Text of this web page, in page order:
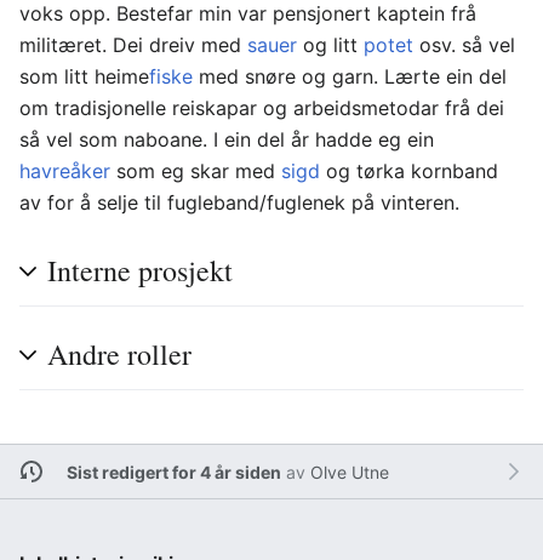
voks opp. Bestefar min var pensjonert kaptein frå
militæret. Dei dreiv med sauer og litt potet osv. så vel
som litt heimefiske med snøre og garn. Lærte ein del
om tradisjonelle reiskapar og arbeidsmetodar frå dei
så vel som naboane. I ein del år hadde eg ein
havreåker som eg skar med sigd og tørka kornband
av for å selje til fugleband/fuglenek på vinteren.
Interne prosjekt
Andre roller
Sist redigert for 4 år siden av Olve Utne